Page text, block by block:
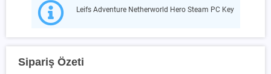
Leifs Adventure Netherworld Hero Steam PC Key
Sipariş Özeti